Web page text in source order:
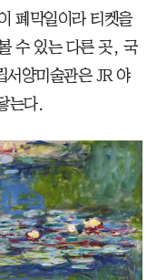
폐막일이라 티켓을
수 있는 다른 곳, 국
서양미술관은 JR 야
는다.